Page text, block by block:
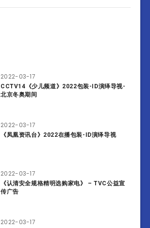
2022-03-17
CCTV14《少儿频道》2022包装-ID演绎导视-
北京冬奥期间
2022-03-17
《凤凰资讯台》2022在播包装-ID演绎导视
2022-03-17
《认清安全规格精明选购家电》 – TVC公益宣
传广告
2022-03-17